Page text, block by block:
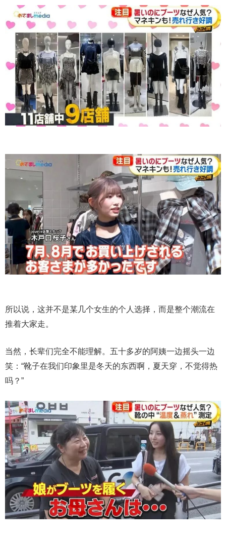
所以说，这并不是某几个女生的个人选择，而是整个潮流在
推着大家走。
当然，长辈们完全不能理解。五十多岁的阿姨一边摇头一边
笑：“靴子在我们印象里是冬天的东西啊，夏天穿，不觉得热
吗？”